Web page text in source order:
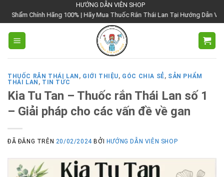
đến
nội
dung
HƯỚNG DẪN VIÊN SHOP
100% | Hãy Mua Thuốc Rắn Thái Lan Tại Hướng Dẫn Viên Shop | Với Giá
THUỐC RẮN THÁI LAN , GIỚI THIỆU, GÓC CHIA SẺ, SẢN PHẨM
THÁI LAN , TIN TỨC
Kia Tu Tan – Thuốc rắn Thái Lan số 1
– Giải pháp cho các vấn đề về gan
ĐÃ ĐĂNG TRÊN 20/02/2024 BỞI HƯỚNG DẪN VIÊN SHOP